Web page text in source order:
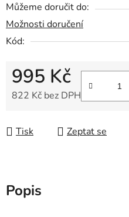
Můžeme doručit do:
Možnosti doručení
Kód:
995 Kč
822 Kč bez DPH
Tisk Zeptat se
Popis